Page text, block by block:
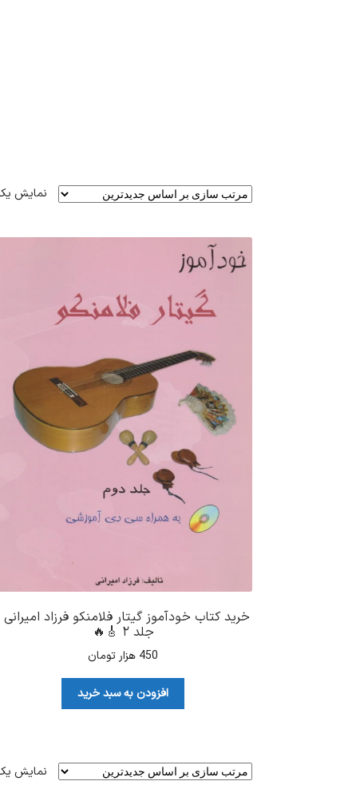
نمایش
خرید کتاب خودآموز گیتار فلامنکو فرزاد
جلد ۲ 🎸🔥
450 هزار تومان
افزودن به سبد خرید
نمایش